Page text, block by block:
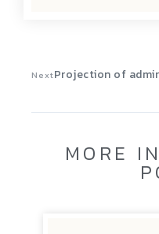
NextProjection of
MORE